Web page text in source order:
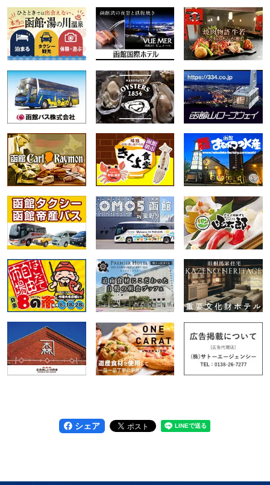
シェア